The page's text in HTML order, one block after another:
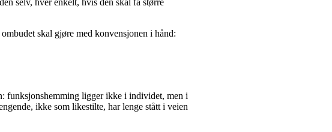
skal gjøre med konvensjonen i hånd:
funksjonshemming ligger ikke i individet, men i
ikke som likestilte, har lenge stått i veien